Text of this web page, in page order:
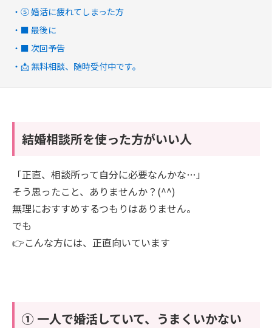
⑤ 婚活に疲れてしまった方
■ 最後に
■ 次回予告
📩 無料相談、随時受付中です。
結婚相談所を使った方がいい人
「正直、相談所って自分に必要なんかな…」
そう思ったこと、ありませんか？(^^)
無理におすすめするつもりはありません。
でも
👉こんな方には、正直向いています
① 一人で婚活していて、うまくいかない